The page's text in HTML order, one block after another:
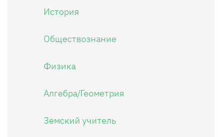
История
Обществознание
Физика
Алгебра/Геометрия
Земский учитель